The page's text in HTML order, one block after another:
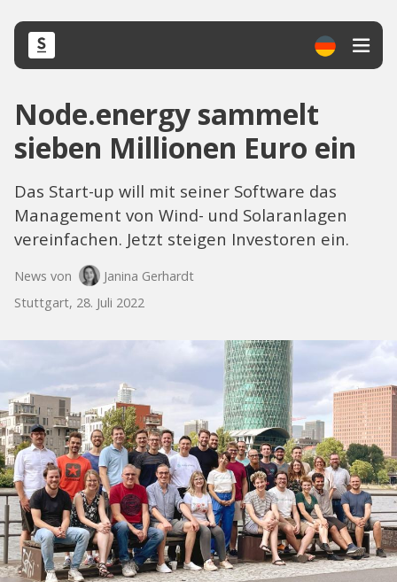
Node.energy sammelt
sieben Millionen Euro ein
Das Start-up will mit seiner Software das
Management von Wind- und Solaranlagen
vereinfachen. Jetzt steigen Investoren ein.
News von
Janina Gerhardt
Stuttgart, 28. Juli 2022